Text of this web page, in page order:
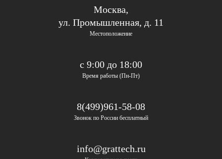
Москва,
ул. Промышленная, д. 11
Местоположение
с 9:00 до 18:00
Время работы (Пн-Пт)
8(499)961-58-08
Звонок по России бесплатный
info@grattech.ru